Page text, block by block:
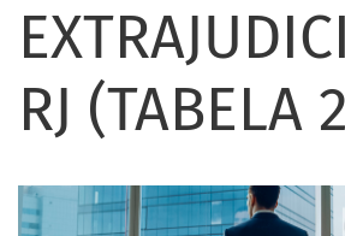
RJ (TABELA